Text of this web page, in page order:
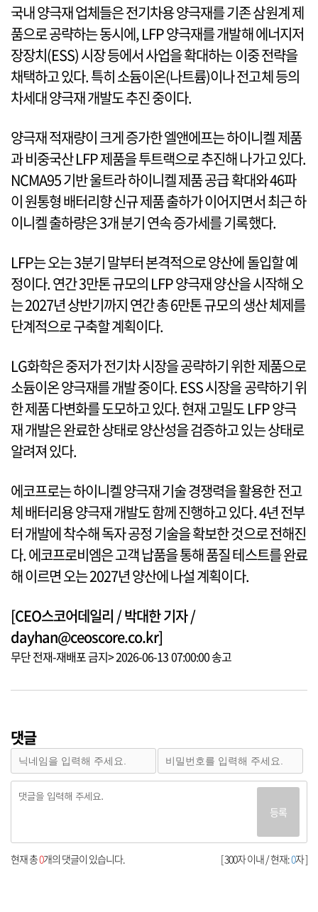
국내 양극재 업체들은 전기차용 양극재를 기존 삼원계 제
품으로 공략하는 동시에, LFP 양극재를 개발해 에너지저
장장치(ESS) 시장 등에서 사업을 확대하는 이중 전략을
채택하고 있다. 특히 소듐이온(나트륨)이나 전고체 등의
차세대 양극재 개발도 추진 중이다.
양극재 적재량이 크게 증가한 엘앤에프는 하이니켈 제품
과 비중국산 LFP 제품을 투트랙으로 추진해 나가고 있다.
NCMA95 기반 울트라 하이니켈 제품 공급 확대와 46파
이 원통형 배터리향 신규 제품 출하가 이어지면서 최근 하
이니켈 출하량은 3개 분기 연속 증가세를 기록했다.
LFP는 오는 3분기 말부터 본격적으로 양산에 돌입할 예
정이다. 연간 3만톤 규모의 LFP 양극재 양산을 시작해 오
는 2027년 상반기까지 연간 총 6만톤 규모의 생산 체제를
단계적으로 구축할 계획이다.
LG화학은 중저가 전기차 시장을 공략하기 위한 제품으로
소듐이온 양극재를 개발 중이다. ESS 시장을 공략하기 위
한 제품 다변화를 도모하고 있다. 현재 고밀도 LFP 양극
재 개발은 완료한 상태로 양산성을 검증하고 있는 상태로
알려져 있다.
에코프로는 하이니켈 양극재 기술 경쟁력을 활용한 전고
체 배터리용 양극재 개발도 함께 진행하고 있다. 4년 전부
터 개발에 착수해 독자 공정 기술을 확보한 것으로 전해진
다. 에코프로비엠은 고객 납품을 통해 품질 테스트를 완료
해 이르면 오는 2027년 양산에 나설 계획이다.
[CEO스코어데일리 / 박대한 기자 /
dayhan@ceoscore.co.kr]
무단 전재-재배포 금지> 2026-06-13 07:00:00 송고
댓글
등록
[ 300자 이내 / 현재:0자 ]
현재 총0개의 댓글이 있습니다.